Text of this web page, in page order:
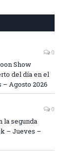
0
Show
del día en el
Agosto 2026
0
la segunda
– Jueves –